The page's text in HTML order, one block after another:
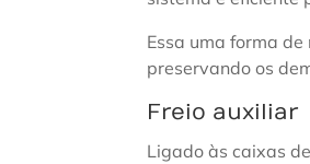
Essa uma forma
preservando os
Freio auxiliar
Ligado às caixas